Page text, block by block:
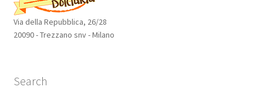
Via della Repubblica, 26/28
20090 - Trezzano snv - Milano
Search